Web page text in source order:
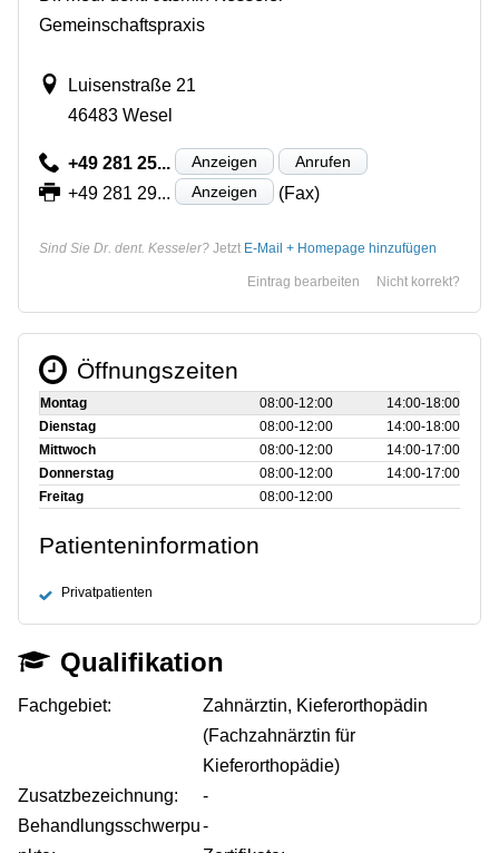
Gemeinschaftspraxis
Luisenstraße 21
46483 Wesel
+49 281 25... Anzeigen Anrufen
+49 281 29... Anzeigen (Fax)
Sind Sie Dr. dent. Kesseler? Jetzt E-Mail + Homepage hinzufügen
Nicht korrekt?
Eintrag bearbeiten
Öffnungszeiten
Montag 08:00‑12:00
14:00‑18:00
Dienstag
08:00‑12:00
14:00‑18:00
Mittwoch
08:00‑12:00
14:00‑17:00
Donnerstag
08:00‑12:00
14:00‑17:00
Freitag
08:00‑12:00
Patienteninformation
Privatpatienten
Qualifikation
Fachgebiet:
Zahnärztin, Kieferorthopädin
(Fachzahnärztin für
Kieferorthopädie)
Zusatzbezeichnung:
-
Behandlungsschwerpu-